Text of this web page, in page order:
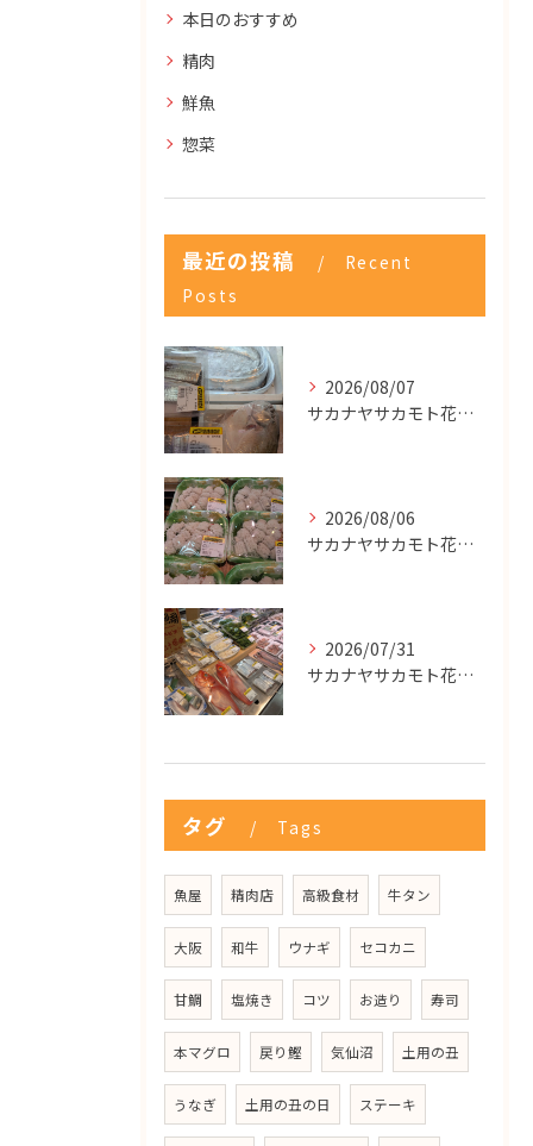
本日のおすすめ
精肉
鮮魚
惣菜
最近の投稿
Recent
Posts
2026/08/07
サカナヤサカモト花園店
2026/08/06
サカナヤサカモト花園店
2026/07/31
サカナヤサカモト花園店
タグ Tags
魚屋 精肉店 高級食材 牛タン
大阪 和牛 ウナギ セコカニ
甘鯛 塩焼き コツ お造り 寿司
本マグロ 戻り鰹 気仙沼 土用の丑
うなぎ 土用の丑の日 ステーキ